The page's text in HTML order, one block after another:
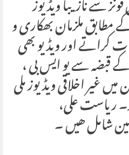
مطابق ملزمان بھکاری و
کراتے اور ویڈیو بھی
قبضہ سے یو ایس بی ،
غیر اخلاقی ویڈیوز ملی
ریاست علی،
شامل ھیں ۔